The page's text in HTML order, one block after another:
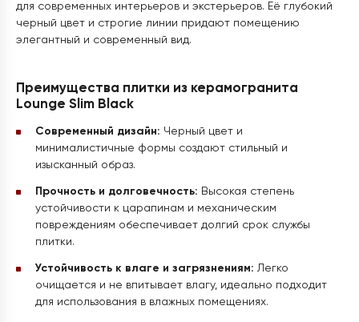
для современных интерьеров и экстерьеров. Её глубокий
черный цвет и строгие линии придают помещению
элегантный и современный вид.
Преимущества плитки из керамогранита
Lounge Slim Black
Современный дизайн: Черный цвет и
минималистичные формы создают стильный и
изысканный образ.
Прочность и долговечность: Высокая степень
устойчивости к царапинам и механическим
повреждениям обеспечивает долгий срок службы
плитки.
Устойчивость к влаге и загрязнениям: Легко
очищается и не впитывает влагу, идеально подходит
для использования в влажных помещениях.